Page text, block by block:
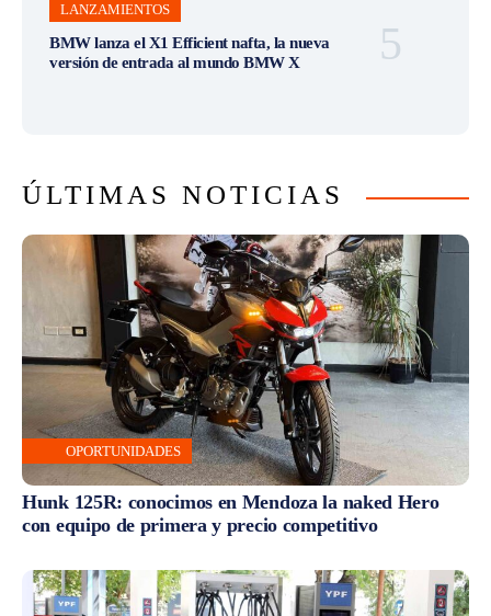
LANZAMIENTOS
BMW lanza el X1 Efficient nafta, la nueva
versión de entrada al mundo BMW X
ÚLTIMAS NOTICIAS
OPORTUNIDADES
Hunk 125R: conocimos en Mendoza la naked Hero
con equipo de primera y precio competitivo